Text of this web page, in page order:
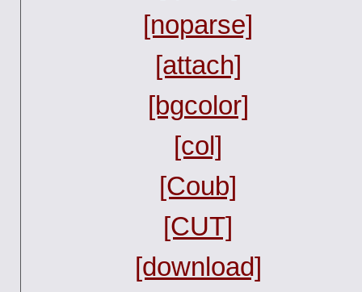
[noparse]
[attach]
[bgcolor]
[col]
[Coub]
[CUT]
[download]